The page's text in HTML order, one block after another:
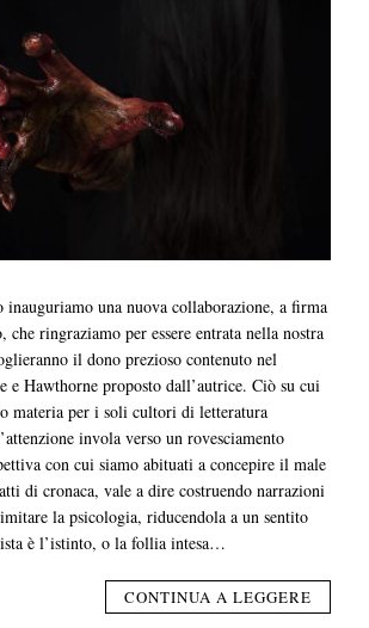
inauguriamo una nuova collaborazione, a firma
che ringraziamo per essere entrata nella nostra
il dono prezioso contenuto nel
e Hawthorne proposto dall’autrice. Ciò su cui
materia per i soli cultori di letteratura
invola verso un rovesciamento
con cui siamo abituati a concepire il male
di cronaca, vale a dire costruendo narrazioni
la psicologia, riducendola a un sentito
è l’istinto, o la follia intesa…
CONTINUA A LEGGERE